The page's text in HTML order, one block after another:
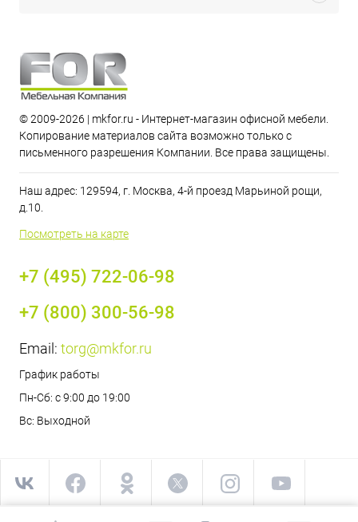
© 2009-2026 | mkfor.ru - Интернет-магазин офисной мебели.
Копирование материалов сайта возможно только с
письменного разрешения Компании. Все права защищены.
Наш адрес: 129594, г. Москва, 4-й проезд Марьиной рощи,
д.10.
Посмотреть на карте
+7 (495) 722-06-98
+7 (800) 300-56-98
Email: torg@mkfor.ru
График работы
Пн-Сб: с 9:00 до 19:00
Вс: Выходной